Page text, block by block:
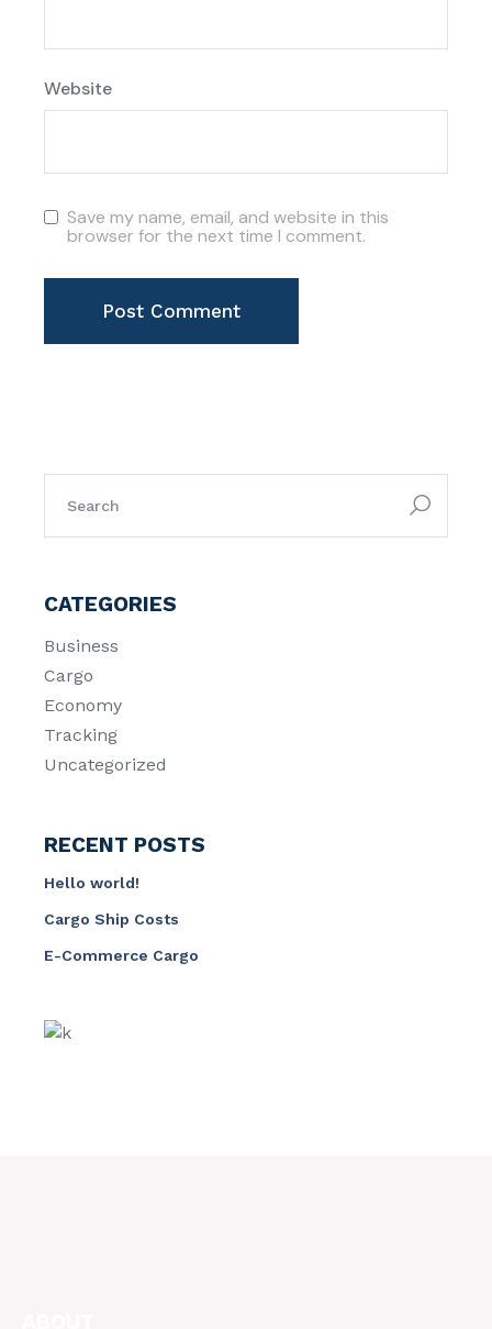
Website
Save my name, email, and website in this
browser for the next time I comment.
Post Comment
CATEGORIES
Business
Cargo
Economy
Tracking
Uncategorized
RECENT POSTS
Hello world!
Cargo Ship Costs
E-Commerce Cargo